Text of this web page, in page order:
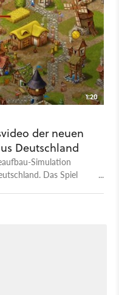
1:20
der neuen
Deutschland
Simulation
Das Spiel